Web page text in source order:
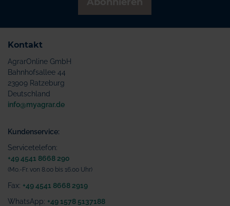
Kontakt
AgrarOnline GmbH
Bahnhofsallee 44
23909 Ratzeburg
Deutschland
info@myagrar.de
Kundenservice:
Servicetelefon:
+49 4541 8668 290
(Mo.-Fr. von 8.00 bis 16.00 Uhr)
Fax: +49 4541 8668 2919
WhatsApp: +49 1578 5137188